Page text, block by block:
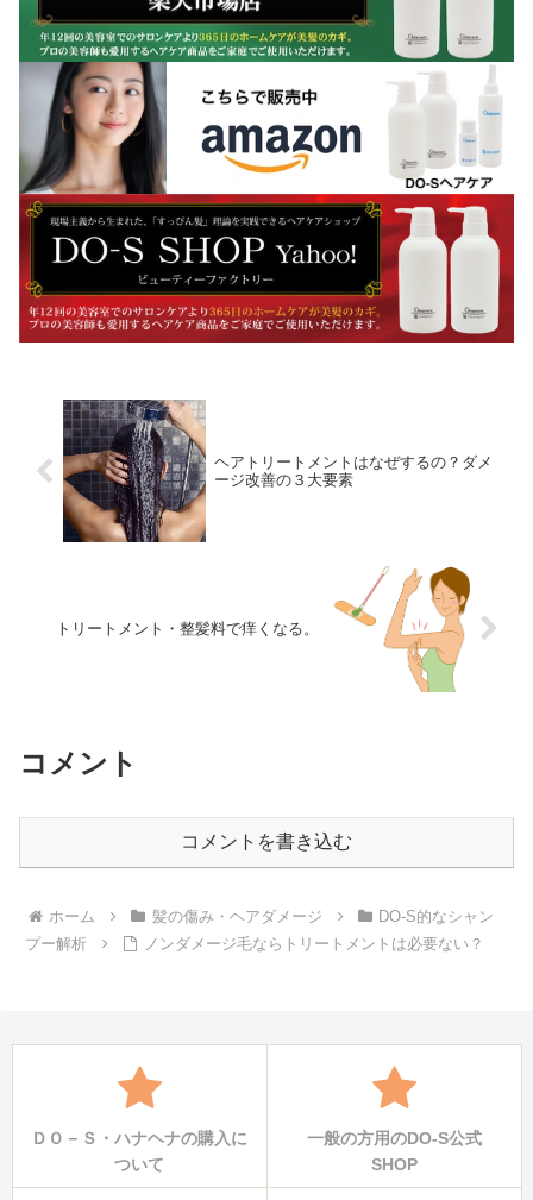
ヘアトリートメントはなぜするの？ダメ
ージ改善の３大要素
トリートメント・整髪料で痒くなる。
コメント
コメントを書き込む
ホーム 髪の傷み・ヘアダメージ
DO-S的なシャン
プー解析
ノンダメージ毛ならトリートメントは必要ない？
ＤＯ－Ｓ・ハナヘナの購入に
ついて
一般の方用のDO-S公式
SHOP